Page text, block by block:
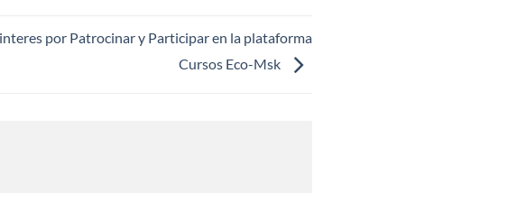
por Patrocinar y Participar en la plataforma
Cursos Eco-Msk